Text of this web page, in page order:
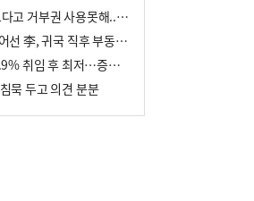
이 대통령 "의견 다르다고 거부권 사용못해.. 입법권 부정할 상황이라 보기 어려워"
부정평가 첫 50% 넘어선 李, 귀국 직후 부동산·증시 점검(종합)
이 대통령 지지율 45.9% 취임 후 최저…증시 폭락·연임 개헌 논란 영향
묵 두고 의견 분분